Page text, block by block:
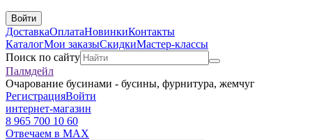
Войти
ДоставкаОплатаНовинкиКонтакты
КаталогМои заказыСкидкиМастер-классы
Поиск по сайту
Палмдейл
Очарование бусинами - бусины, фурнитура, жемчуг
РегистрацияВойти
интернет-магазин
8 965 700 10 60
Отвечаем в MAX